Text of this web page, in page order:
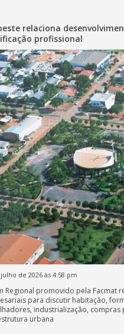
relaciona
profissional
de 2026 às 4:58 pm
Regional promovido pela Facmat
para discutir habitação,
industrialização, compras
urbana